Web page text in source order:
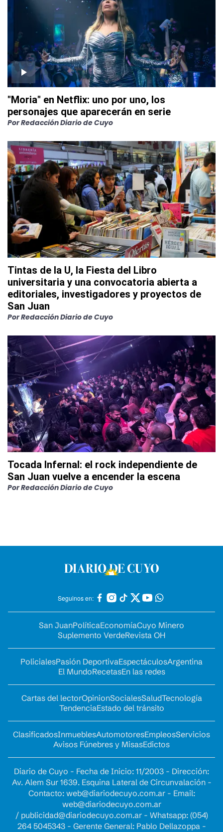
"Moria" en Netflix: uno por uno, los
personajes que aparecerán en serie
PorRedacción Diario de Cuyo
Tintas de la U, la Fiesta del Libro
universitaria y una convocatoria abierta a
editoriales, investigadores y proyectos de
San Juan
PorRedacción Diario de Cuyo
Tocada Infernal: el rock independiente de
San Juan vuelve a encender la escena
PorRedacción Diario de Cuyo
Seguinos en:
San JuanPolíticaEconomíaCuyo Minero
Suplemento VerdeRevista OH
PolicialesPasión DeportivaEspectáculosArgentina
El MundoRecetasEn las redes
Cartas del lectorOpinionSocialesSaludTecnología
TendenciaEstado del tránsito
ClasificadosInmueblesAutomotoresEmpleosServicios
Avisos Fúnebres y MisasEdictos
Diario de Cuyo - Fecha de Inicio: 11/2003 - Dirección:
Av. Alem Sur 1639. Esquina Lateral de Circunvalación -
Contacto: web@diariodecuyo.com.ar- Email:
web@diariodecuyo.com.ar
/ publicidad@diariodecuyo.com.ar- Whatsapp: (054)
264 5045343 - Gerente General: Pablo Dellazoppa -